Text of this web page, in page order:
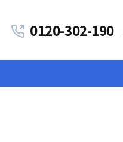
0120-302-190